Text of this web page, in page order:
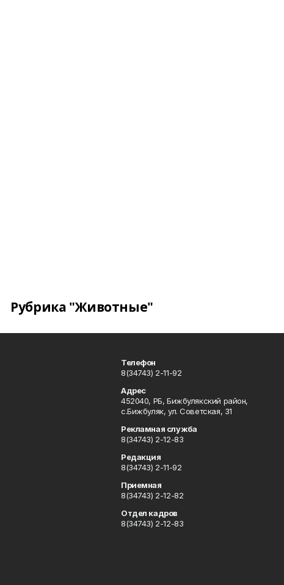
Рубрика "Животные"
Телефон
8(34743) 2-11-92
Адрес
452040, РБ, Бижбулякский район,
с.Бижбуляк, ул. Советская, 31
Рекламная служба
8(34743) 2-12-83
Редакция
8(34743) 2-11-92
Приемная
8(34743) 2-12-82
Отдел кадров
8(34743) 2-12-83